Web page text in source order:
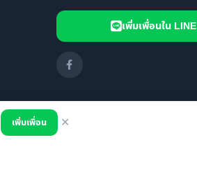
เพิ่มเพื่อน ✕
เพิ่มเพื่อนใน LINE